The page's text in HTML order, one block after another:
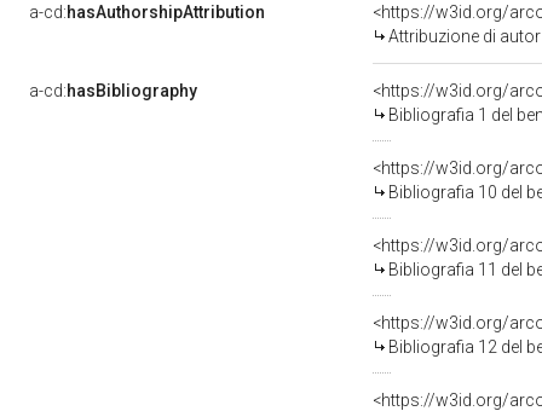
a-cd:hasAuthorshipAttribution
<https://w3id.org/
Attribuzione di
a-cd:hasBibliography
<https://w3id.org/
Bibliografia 1 del
<https://w3id.org/
Bibliografia 10 del
<https://w3id.org/
Bibliografia 11 del
<https://w3id.org/
Bibliografia 12 del
<https://w3id.org/